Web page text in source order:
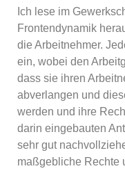
Ich lese im
Frontendynamik
die Arbeitnehmer.
ein, wobei den
dass sie ihren
abverlangen und
werden und ihre
darin eingebauten
sehr gut
maßgebliche Rechte